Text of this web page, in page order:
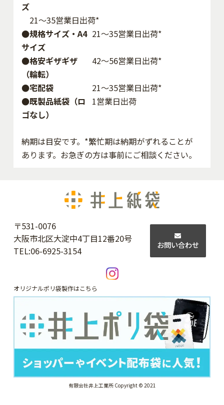
ズ
21～35営業日出荷*
●規格サイズ・A4
サイズ
21～35営業日出荷*
●格安ギザギザ
（輪転）
42〜56営業日出荷*
●宅配袋
21～35営業日出荷*
●既製品紙袋（ロ
ゴなし）
1営業日出荷
納期は目安です。*繁忙期は納期がずれることが
あります。お急ぎの方は事前にご相談ください。
〒531-0076
大阪市北区大淀中4丁目12番20号
TEL:06-6925-3154
お問い合わせ
オリジナルポリ袋製作はこちら
有限会社井上工業所 Copyright © 2021